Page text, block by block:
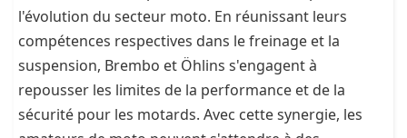
l'évolution du secteur moto. En réunissant leurs
compétences respectives dans le freinage et la
suspension, Brembo et Öhlins s'engagent à
repousser les limites de la performance et de la
sécurité pour les motards. Avec cette synergie, les